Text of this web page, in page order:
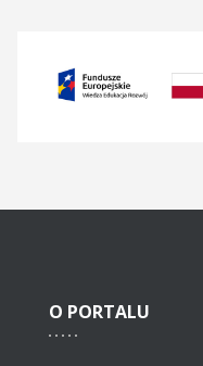
O PORTALU